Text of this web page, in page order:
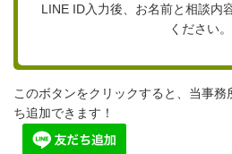
LINE ID入力後、お名前と相談内
ください。
このボタンをクリックすると、当事
ち追加できます！